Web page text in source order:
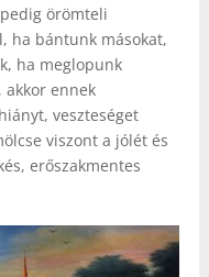
örömteli
ha bántunk másokat,
ha meglopunk
akkor ennek
veszteséget
viszont a jólét és
erőszakmentes